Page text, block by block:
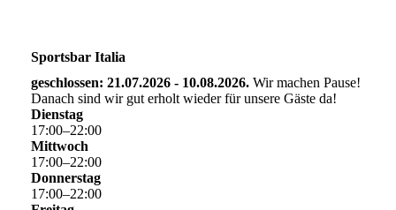
Sportsbar Italia
geschlossen: 21.07.2026 - 10.08.2026. Wir machen Pause!
Danach sind wir gut erholt wieder für unsere Gäste da!
Dienstag
17:00–22:00
Mittwoch
17:00–22:00
Donnerstag
17:00–22:00